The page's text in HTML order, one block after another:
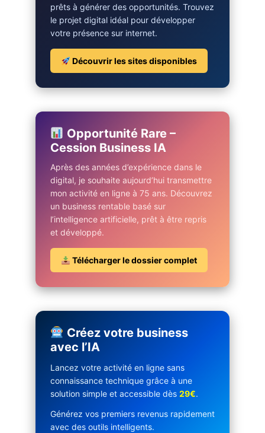
prêts à générer des opportunités. Trouvez
le projet digital idéal pour développer
votre présence sur internet.
Découvrir les sites disponibles
Opportunité Rare –
Cession Business IA
Après des années d’expérience dans le
digital, je souhaite aujourd’hui transmettre
mon activité en ligne à 75 ans. Découvrez
un business rentable basé sur
l’intelligence artificielle, prêt à être repris
et développé.
Télécharger le dossier complet
Créez votre business
avec l’IA
Lancez votre activité en ligne sans
connaissance technique grâce à une
solution simple et accessible dès 29€.
Générez vos premiers revenus rapidement
avec des outils intelligents.